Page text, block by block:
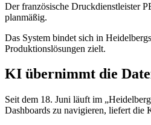
Der französische Druckdienstleister
planmäßig.
Das System bindet sich in
Produktionslösungen zielt.
KI übernimmt die
Seit dem 18. Juni läuft im
Dashboards zu navigieren, liefert die